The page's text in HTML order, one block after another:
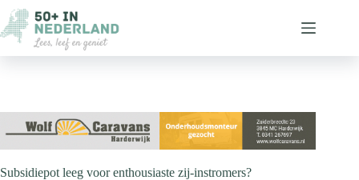
naar
de
inhoud
Subsidiepot leeg voor enthousiaste zij-instromers?